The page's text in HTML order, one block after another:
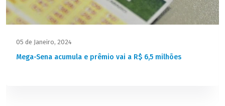
05 de Janeiro, 2024
Mega-Sena acumula e prêmio vai a R$ 6,5 milhões